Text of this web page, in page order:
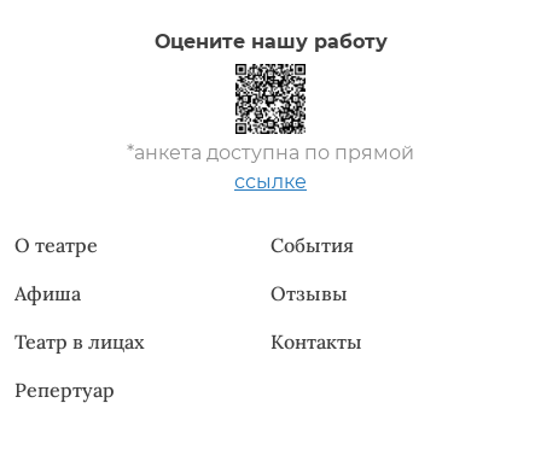
Оцените нашу работу
*анкета доступна по прямой
ссылке
О театре
Афиша
Театр в лицах
Репертуар
События
Отзывы
Контакты